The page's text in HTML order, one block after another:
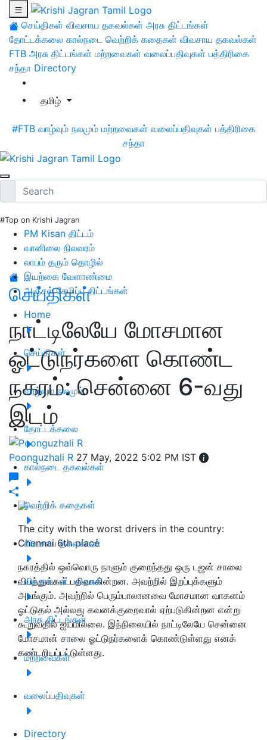
செய்திகள் விவசாய தகவல்கள் அரசு திட்டங்கள்
தோட்டக்கலை கால்நடை வெற்றிக் கதைகள் விவசாய தகவல்கள்
FTB அரசு திட்டங்கள் மற்றவைகள் வலைப்பதிவுகள் பத்திரிகை
சந்தா Directory
தமிழ்
#FTB வாழ்வும் நலமும் மற்றவைகள் வலைப்பதிவுகள் பத்திரிகை
சந்தா
#Top on Krishi Jagran
PM Kisan திட்டம்
வானிலை நிலவரம்
லாபம் தரும் தொழில்
இயற்கை வேளாண்மை
அஞ்சல் சேமிப்பு திட்டங்கள்
Home
செய்திகள்
வாழ்வும் நலமும்
தோட்டக்கலை
கால்நடை தகவல்கள்
வெற்றிக் கதைகள்
விவசாய தகவல்கள்
விவசாய பட்டறைகள்
அரசு திட்டங்கள்
மற்றவைகள்
வலைப்பதிவுகள்
Directory
செய்திகள்
நாட்டிலேயே மோசமான
ஓட்டுநர்களை கொண்ட
நகரம்: சென்னை 6-வது
இடம்
Poonguzhali R 27 May, 2022 5:02 PM IST
The city with the worst drivers in the country:
Chennai 6th place
நகரத்தில் ஒவ்வொரு நாளும் குறைந்தது ஒரு டஜன் சாலை
விபத்துக்கள் பதிவாகின்றன. அவற்றில் இறப்புக்களும்
அடங்கும். அவற்றில் பெரும்பாலானவை மோசமான வாகனம்
ஓட்டுதல் அல்லது கவனக்குறைவால் ஏற்படுகின்றன என்று
கூறுவதில் ஐயமில்லை. இந்நிலையில் நாட்டிலேயே சென்னை
மோசமான் சாலை ஓட்டுநர்களைக் கொண்டுள்ளது எனக்
கண்டறியப்பட்டுள்ளது.